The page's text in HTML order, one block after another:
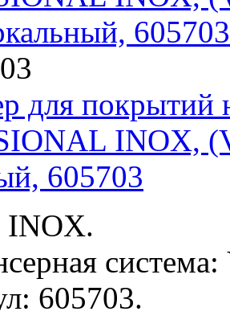
для
INOX,
605703
INOX.
605703.